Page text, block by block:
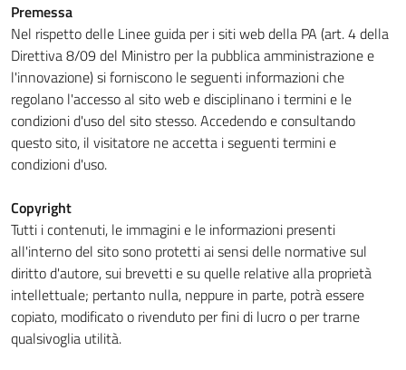
Premessa
Nel rispetto delle Linee guida per i siti web della PA (art. 4 della
Direttiva 8/09 del Ministro per la pubblica amministrazione e
l'innovazione) si forniscono le seguenti informazioni che
regolano l'accesso al sito web e disciplinano i termini e le
condizioni d'uso del sito stesso. Accedendo e consultando
questo sito, il visitatore ne accetta i seguenti termini e
condizioni d'uso.
Copyright
Tutti i contenuti, le immagini e le informazioni presenti
all'interno del sito sono protetti ai sensi delle normative sul
diritto d'autore, sui brevetti e su quelle relative alla proprietà
intellettuale; pertanto nulla, neppure in parte, potrà essere
copiato, modificato o rivenduto per fini di lucro o per trarne
qualsivoglia utilità.